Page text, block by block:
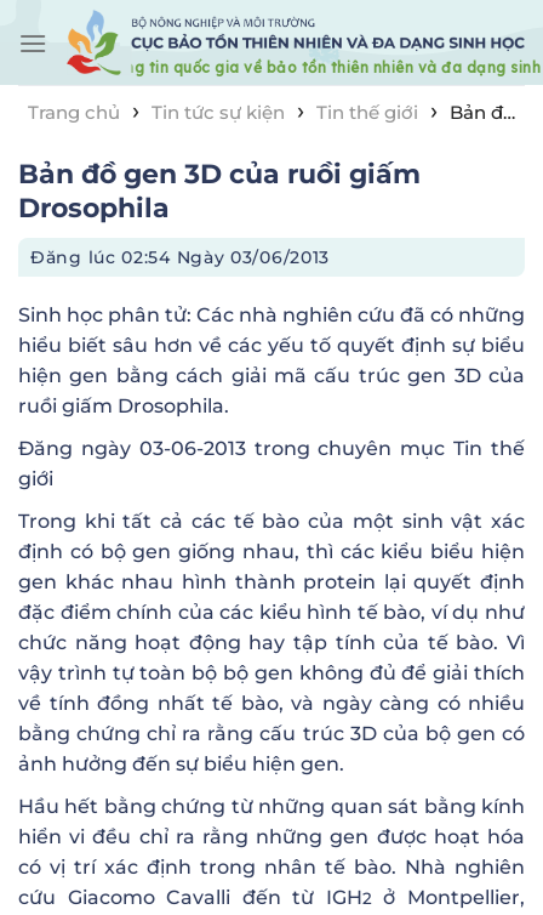
content
Trang chủ
› Tin tức sự kiện › Tin thế giới › Bản đồ
Bản đồ gen 3D của ruồi giấm
Drosophila
Đăng lúc02:54 Ngày 03/06/2013
Sinh học phân tử: Các nhà nghiên cứu đã có những
hiểu biết sâu hơn về các yếu tố quyết định sự biểu
hiện gen bằng cách giải mã cấu trúc gen 3D của
ruồi giấm Drosophila.
Đăng ngày 03-06-2013 trong chuyên mụcTin thế
giới
Trong khi tất cả các tế bào của một sinh vật xác
định có bộ gen giống nhau, thì các kiểu biểu hiện
gen khác nhau hình thành protein lại quyết định
đặc điểm chính của các kiểu hình tế bào, ví dụ như
chức năng hoạt động hay tập tính của tế bào. Vì
vậy trình tự toàn bộ bộ gen không đủ để giải thích
về tính đồng nhất tế bào, và ngày càng có nhiều
bằng chứng chỉ ra rằng cấu trúc 3D của bộ gen có
ảnh hưởng đến sự biểu hiện gen.
Hầu hết bằng chứng từ những quan sát bằng kính
hiển vi đều chỉ ra rằng những gen được hoạt hóa
có vị trí xác định trong nhân tế bào. Nhà nghiên
cứu Giacomo Cavalli đến từ IGH2ở Montpellier,